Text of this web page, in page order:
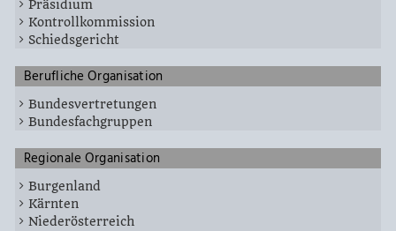
Präsidium
Kontrollkommission
Schiedsgericht
Berufliche Organisation
Bundesvertretungen
Bundesfachgruppen
Regionale Organisation
Burgenland
Kärnten
Niederösterreich